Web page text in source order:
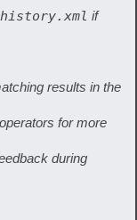
history.xml if
results in the
for more
during